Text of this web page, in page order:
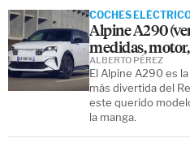
COCHES
Alpine A290
medidas,
El Alpine A290 es
más divertida del
este querido
la manga.
ALBERTO PÉREZ